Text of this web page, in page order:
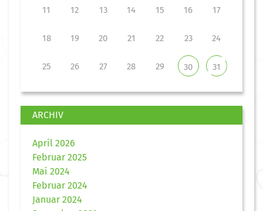
11 12 13 14 15 16 17
18 19 20 21 22 23 24
25 26 27 28 29 30 31
ARCHIV
April 2026
Februar 2025
Mai 2024
Februar 2024
Januar 2024